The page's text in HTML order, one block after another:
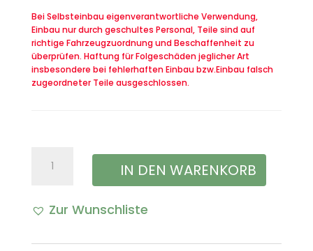
Bei Selbsteinbau eigenverantwortliche Verwendung,
Einbau nur durch geschultes Personal, Teile sind auf
richtige Fahrzeugzuordnung und Beschaffenheit zu
überprüfen. Haftung für Folgeschäden jeglicher Art
insbesondere bei fehlerhaften Einbau bzw.Einbau falsch
zugeordneter Teile ausgeschlossen.
Gummilager
den
IN DEN WARENKORB
Zur Wunschliste